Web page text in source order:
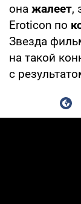
она жалеет,
Eroticon по
Звезда
на такой
с